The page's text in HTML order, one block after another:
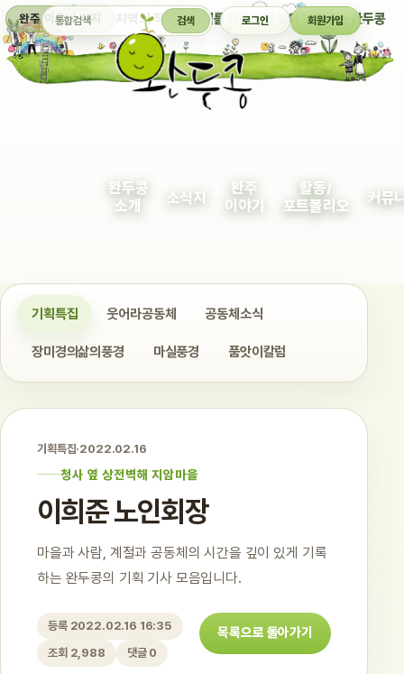
완주 마을 소식지 지역의 작은 이야기를 다정하게 엮어 보여주는 완두콩
통합검색 검색 로그인 회원가입
완두콩
소개
소식지
완주
이야기
활동/
포트폴리오
커뮤
기획특집 웃어라공동체 공동체소식
장미경의삶의풍경 마실풍경 품앗이칼럼
기획특집·2022.02.16
청사 옆 상전벽해 지암마을
이희준 노인회장
마을과 사람, 계절과 공동체의 시간을 깊이 있게 기록
하는 완두콩의 기획 기사 모음입니다.
등록 2022.02.16 16:35
조회 2,988
댓글 0
목록으로 돌아가기